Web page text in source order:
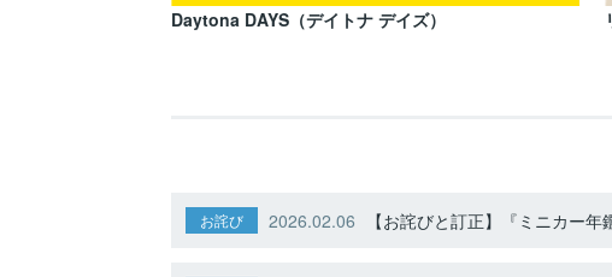
Daytona DAYS（デイトナ デイズ）
お詫び 2026.02.06 【お詫びと訂正】『ミニカー年